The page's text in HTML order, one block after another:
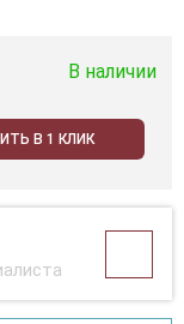
В наличии
В 1 КЛИК